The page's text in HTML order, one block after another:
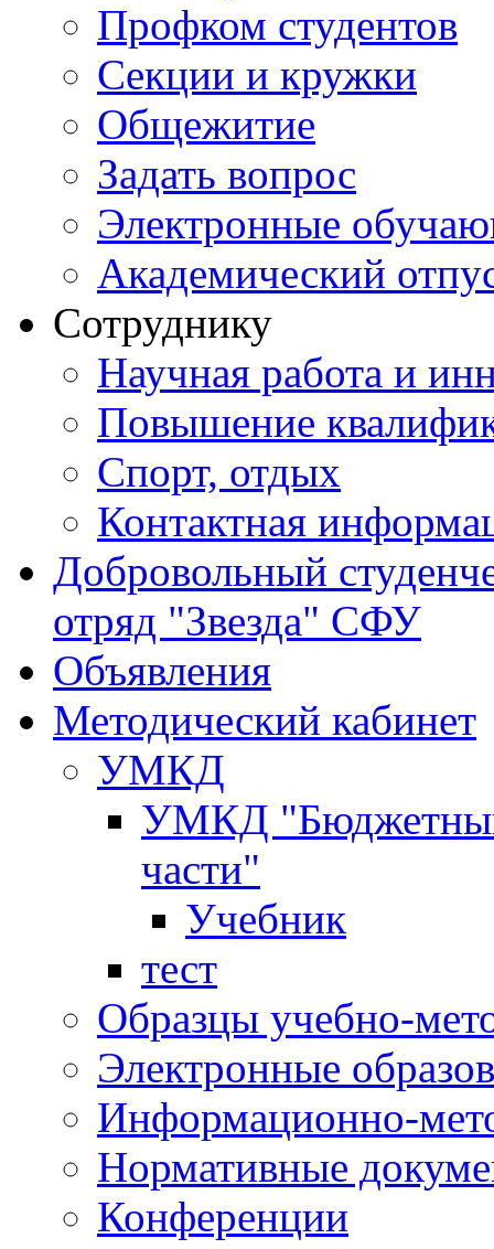
Профком студентов
Секции и кружки
Общежитие
Задать вопрос
Электронные
Академический
Сотруднику
Научная работа и
Повышение
Спорт, отдых
Контактная
Добровольный
отряд "Звезда" СФУ
Объявления
Методический кабинет
УМКД
УМКД "Бюджетный
части"
Учебник
тест
Образцы учебно-
Электронные
Информационно-
Нормативные
Конференции